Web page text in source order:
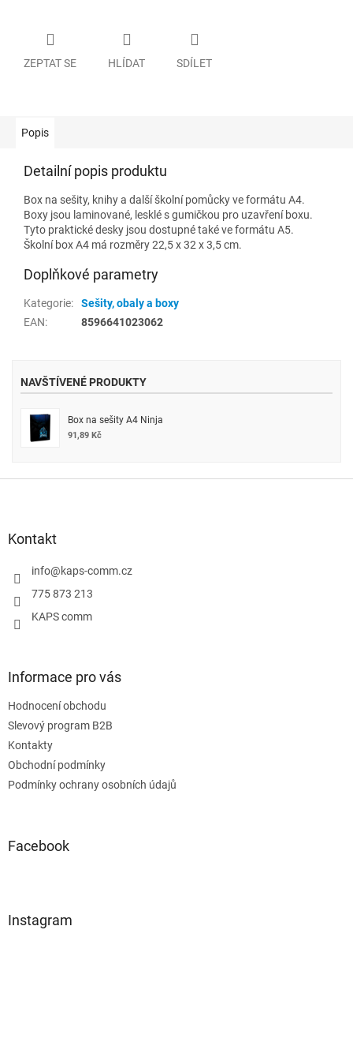
ZEPTAT SE HLÍDAT SDÍLET
Popis
Detailní popis produktu
Box na sešity, knihy a další školní pomůcky ve formátu A4.
Boxy jsou laminované, lesklé s gumičkou pro uzavření boxu.
Tyto praktické desky jsou dostupné také ve formátu A5.
Školní box A4 má rozměry 22,5 x 32 x 3,5 cm.
Doplňkové parametry
Kategorie:
Sešity, obaly a boxy
EAN: 8596641023062
NAVŠTÍVENÉ PRODUKTY
Box na sešity A4 Ninja
91,89 Kč
Kontakt
info@kaps-comm.cz
775 873 213
KAPS comm
Informace pro vás
Hodnocení obchodu
Slevový program B2B
Kontakty
Obchodní podmínky
Podmínky ochrany osobních údajů
Facebook
Instagram